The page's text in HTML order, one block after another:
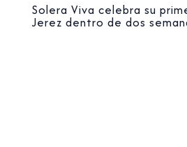
Solera Viva celebra su
Jerez dentro de dos